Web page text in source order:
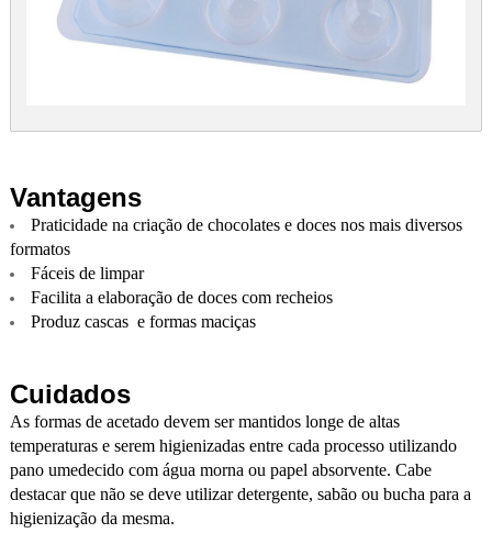
Vantagens
Praticidade na criação de chocolates e doces nos mais diversos
formatos
Fáceis de limpar
Facilita a elaboração de doces com recheios
Produz cascas e formas maciças
Cuidados
As formas de acetado devem ser mantidos longe de altas
temperaturas e serem higienizadas entre cada processo utilizando
pano umedecido com água morna ou papel absorvente. Cabe
destacar que não se deve utilizar detergente, sabão ou bucha para a
higienização da mesma.